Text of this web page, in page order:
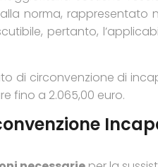
norma,
pertanto,
di circonvenzione di
fino a 2.065,00 euro.